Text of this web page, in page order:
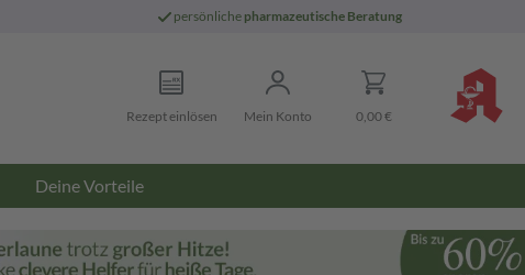
persönliche pharmazeutische Beratung
Rezept einlösen Mein Konto 0,00 €
Deine Vorteile